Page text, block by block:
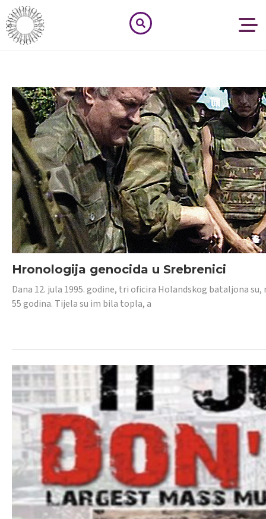
Hronologija genocida u Srebrenici
Dana 12. jula 1995. godine, tri oficira Holandskog bataljona
55 godina. Tijela su im bila topla, a